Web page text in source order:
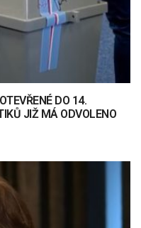
DO 14.
JIŽ MÁ ODVOLENO